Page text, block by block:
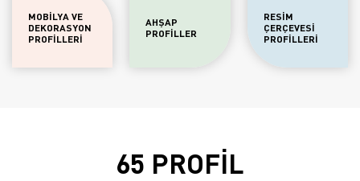
MOBİLYA VE
DEKORASYON
PROFİLLERİ
AHŞAP
PROFİLLER
RESİM
ÇERÇEVESİ
PROFİLLERİ
65 PROFİL